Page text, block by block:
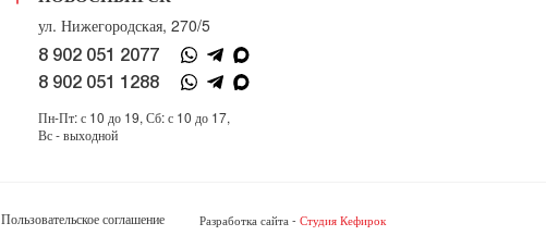
ул. Нижегородская, 270/5
8 902 051 2077
8 902 051 1288
Пн-Пт: с 10 до 19, Сб: с 10 до 17,
Вс - выходной
Пользовательское соглашение
Разработка сайта - Студия Кефирок